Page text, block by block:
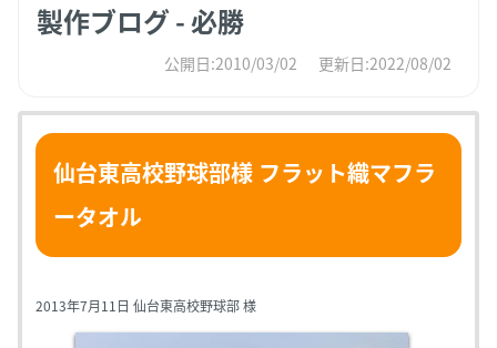
製作ブログ - 必勝
公開日:2010/03/02 更新日:2022/08/02
仙台東高校野球部様 フラット織マフラ
ータオル
2013年7月11日 仙台東高校野球部 様